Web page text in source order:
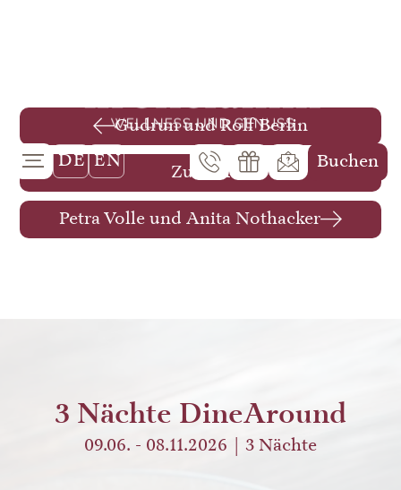
DE EN Buchen
Gudrun und Rolf Berlin
Zurück
Petra Volle und Anita Nothacker
3 Nächte DineAround
09.06. - 08.11.2026 3 Nächte